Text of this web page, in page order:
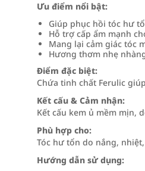
Ưu điểm nổi bật:
Giúp phục hồi tóc hư
Hỗ trợ cấp ẩm mạnh
Mang lại cảm giác tóc
Hương thơm nhẹ
Điểm đặc biệt:
Chứa tinh chất Ferulic
Kết cấu & Cảm nhận:
Kết cấu kem ủ mềm mịn,
Phù hợp cho:
Tóc hư tổn do nắng,
Hướng dẫn sử dụng: